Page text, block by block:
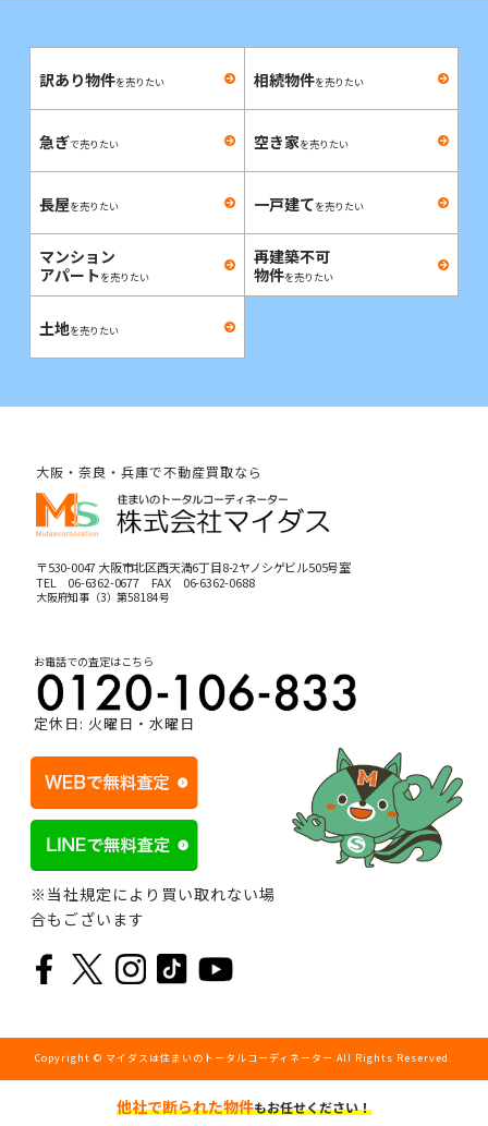
訳あり物件を売りたい 相続物件を売りたい
急ぎで売りたい 空き家を売りたい
長屋を売りたい 一戸建てを売りたい
マンション
アパートを売りたい
再建築不可
物件を売りたい
土地を売りたい
他社で断られた物件もお任せください！
大阪・奈良・兵庫で不動産買取なら
〒530-0047 大阪市北区西天満6丁目8-2ヤノシゲビル505号室
TEL 06-6362-0677FAX 06-6362-0688
大阪府知事（3）第58184号
お電話での査定はこちら
定休日: 火曜日・水曜日
※当社規定により買い取れない場
合もございます
Copyright © マイダスは住まいのトータルコーディネーター All Rights Reserved.